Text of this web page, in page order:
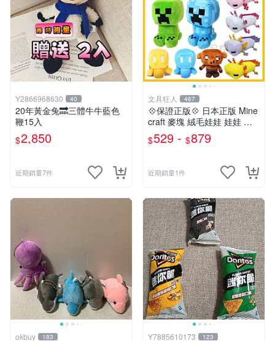
Y2866968630 40
20年黃金兔🔜三體牛牛藍色
鞭15入
$2,850
近期銷量7件
文具狂人 467
💠保證正版💠 日本正版 Mine
craft 麥塊 絨毛娃娃 娃娃 玩
偶 公仔 苦力怕 終界使者 六
角恐龍 👉 全日控
$529 - $879
近期銷量1件
okbuy 183 Y7885610173 123